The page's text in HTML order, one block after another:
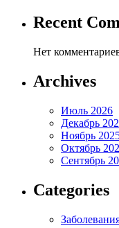
Recent
Нет
Archives
Июль 2026
Декабрь
Ноябрь
Октябрь
Сентябрь
Categories